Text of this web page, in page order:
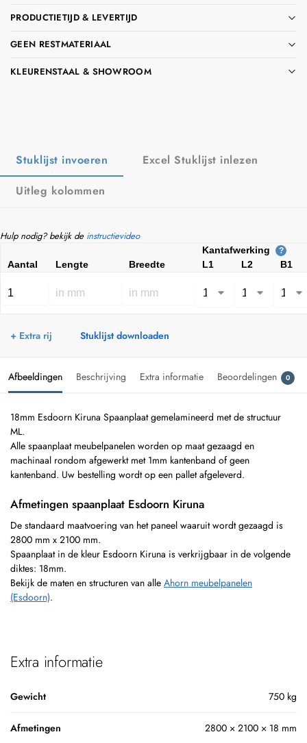
PRODUCTIETIJD & LEVERTIJD
GEEN RESTMATERIAAL
KLEURENSTAAL & SHOWROOM
Stuklijst invoeren
Excel Stuklijst inlezen
Uitleg kolommen
Hulp nodig? bekijk de instructievideo
Kantafwerking ?
Aantal Lengte Breedte L1 L2 B1
+ Extra rij Stuklijst downloaden
Afbeeldingen Beschrijving Extra informatie Beoordelingen 0
18mm Esdoorn Kiruna Spaanplaat gemelamineerd met de structuur
ML.
Alle spaanplaat meubelpanelen worden op maat gezaagd en
machinaal rondom afgewerkt met 1mm kantenband of geen
kantenband. Uw bestelling wordt op een pallet afgeleverd.
Afmetingen spaanplaat Esdoorn Kiruna
De standaard maatvoering van het paneel waaruit wordt gezaagd is
2800 mm x 2100 mm.
Spaanplaat in de kleur Esdoorn Kiruna is verkrijgbaar in de volgende
diktes: 18mm.
Bekijk de maten en structuren van alle Ahorn meubelpanelen
(Esdoorn).
Extra informatie
Gewicht 750 kg
Afmetingen 2800 × 2100 × 18 mm